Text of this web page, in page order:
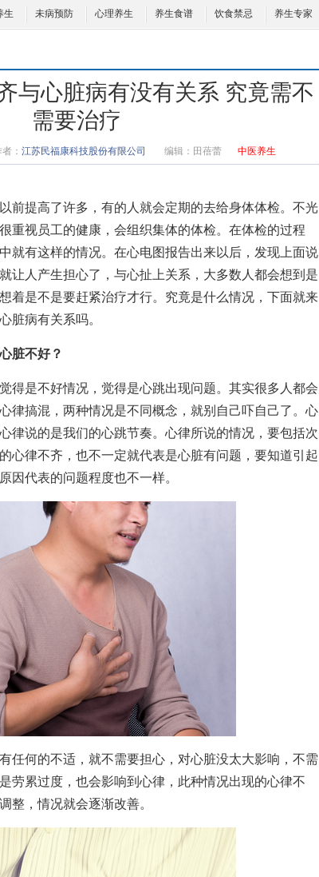
生 未病预防 心理养生 养生食谱 饮食禁忌 养生专家
与心脏病有没有关系 究竟需不
需要治疗
： 江苏民福康科技股份有限公司 编辑： 田蓓蕾 中医养生
提高了许多，有的人就会定期的去给身体体检。不光
重视员工的健康，会组织集体的体检。在体检的过程
就有这样的情况。在心电图报告出来以后，发现上面说
让人产生担心了，与心扯上关系，大多数人都会想到是
着是不是要赶紧治疗才行。究竟是什么情况，下面就来
脏病有关系吗。
脏不好？
是不好情况，觉得是心跳出现问题。其实很多人都会
律搞混，两种情况是不同概念，就别自己吓自己了。心
律说的是我们的心跳节奏。心律所说的情况，要包括次
心律不齐，也不一定就代表是心脏有问题，要知道引起
因代表的问题程度也不一样。
何的不适，就不需要担心，对心脏没太大影响，不需
劳累过度，也会影响到心律，此种情况出现的心律不
整，情况就会逐渐改善。